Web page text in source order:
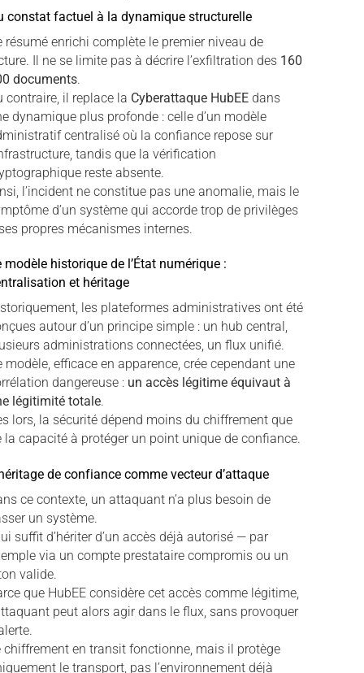
constat factuel à la dynamique structurelle
résumé enrichi complète le premier niveau de
Il ne se limite pas à décrire l’exfiltration des 160
documents.
contraire, il replace la Cyberattaque HubEE dans
dynamique plus profonde : celle d’un modèle
centralisé où la confiance repose sur
tandis que la vérification
reste absente.
l’incident ne constitue pas une anomalie, mais le
d’un système qui accorde trop de privilèges
propres mécanismes internes.
modèle historique de l’État numérique :
et héritage
les plateformes administratives ont été
autour d’un principe simple : un hub central,
administrations connectées, un flux unifié.
modèle, efficace en apparence, crée cependant une
dangereuse : un accès légitime équivaut à
légitimité totale.
lors, la sécurité dépend moins du chiffrement que
la capacité à protéger un point unique de confiance.
de confiance comme vecteur d’attaque
ce contexte, un attaquant n’a plus besoin de
un système.
suffit d’hériter d’un accès déjà autorisé — par
via un compte prestataire compromis ou un
valide.
que HubEE considère cet accès comme légitime,
peut alors agir dans le flux, sans provoquer
chiffrement en transit fonctionne, mais il protège
le transport, pas l’environnement déjà